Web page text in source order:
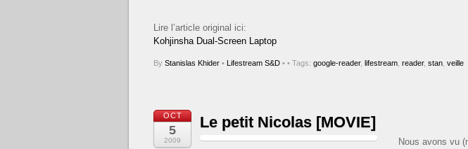
Lire l’article original ici:
Kohjinsha Dual-Screen Laptop
By Stanislas Khider • Lifestream S&D • • Tags: google-reader, lifestream reader, stan veille
OCT
5
2009
Le petit Nicolas [MOVIE]
Nous avons vu